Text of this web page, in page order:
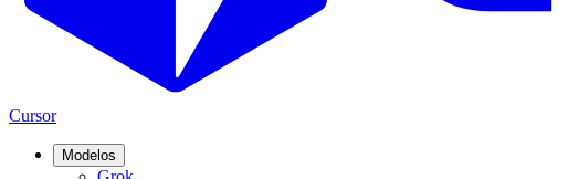
Cursor
Modelos